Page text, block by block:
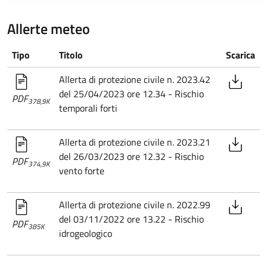
Allerte meteo
Tipo Titolo Scarica
PDF378,9K
Allerta di protezione civile n. 2023.42
del 25/04/2023 ore 12.34 - Rischio
temporali forti
PDF374,9K
Allerta di protezione civile n. 2023.21
del 26/03/2023 ore 12.32 - Rischio
vento forte
PDF385K
Allerta di protezione civile n. 2022.99
del 03/11/2022 ore 13.22 - Rischio
idrogeologico